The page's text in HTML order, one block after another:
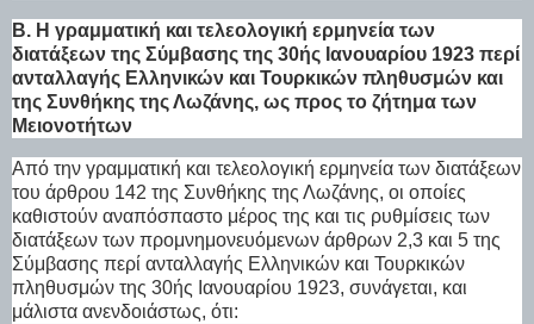
Β. Η γραμματική και τελεολογική ερμηνεία των
διατάξεων της Σύμβασης της 30ής Ιανουαρίου 1923 περί
ανταλλαγής Ελληνικών και Τουρκικών πληθυσμών και
της Συνθήκης της Λωζάνης, ως προς το ζήτημα των
Μειονοτήτων
Από την γραμματική και τελεολογική ερμηνεία των διατάξεων
του άρθρου 142 της Συνθήκης της Λωζάνης, οι οποίες
καθιστούν αναπόσπαστο μέρος της και τις ρυθμίσεις των
διατάξεων των προμνημονευόμενων άρθρων 2,3 και 5 της
Σύμβασης περί ανταλλαγής Ελληνικών και Τουρκικών
πληθυσμών της 30ής Ιανουαρίου 1923, συνάγεται, και
μάλιστα ανενδοιάστως, ότι: